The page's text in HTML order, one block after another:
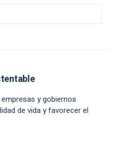
y gobiernos
de vida y favorecer el